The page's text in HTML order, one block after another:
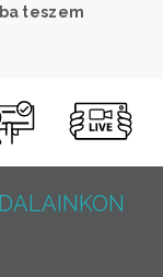
teszem